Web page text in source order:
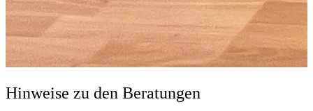
Hinweise zu den Beratungen